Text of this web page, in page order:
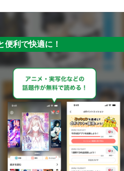
便利で快適に！